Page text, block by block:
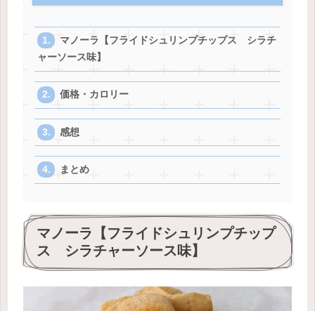
マノーラ【フライドシュリンプチップス シラチ
ャーソース味】
価格・カロリー
感想
まとめ
マノーラ【フライドシュリンプチップ
ス シラチャーソース味】